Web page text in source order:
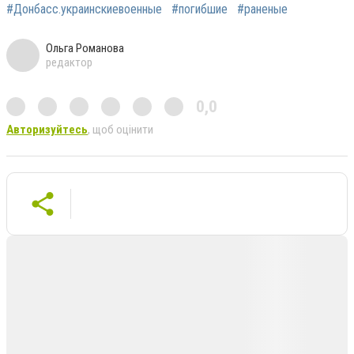
#Донбасс.украинскиевоенные #погибшие #раненые
Ольга Романова
редактор
0,0
Авторизуйтесь, щоб оцінити